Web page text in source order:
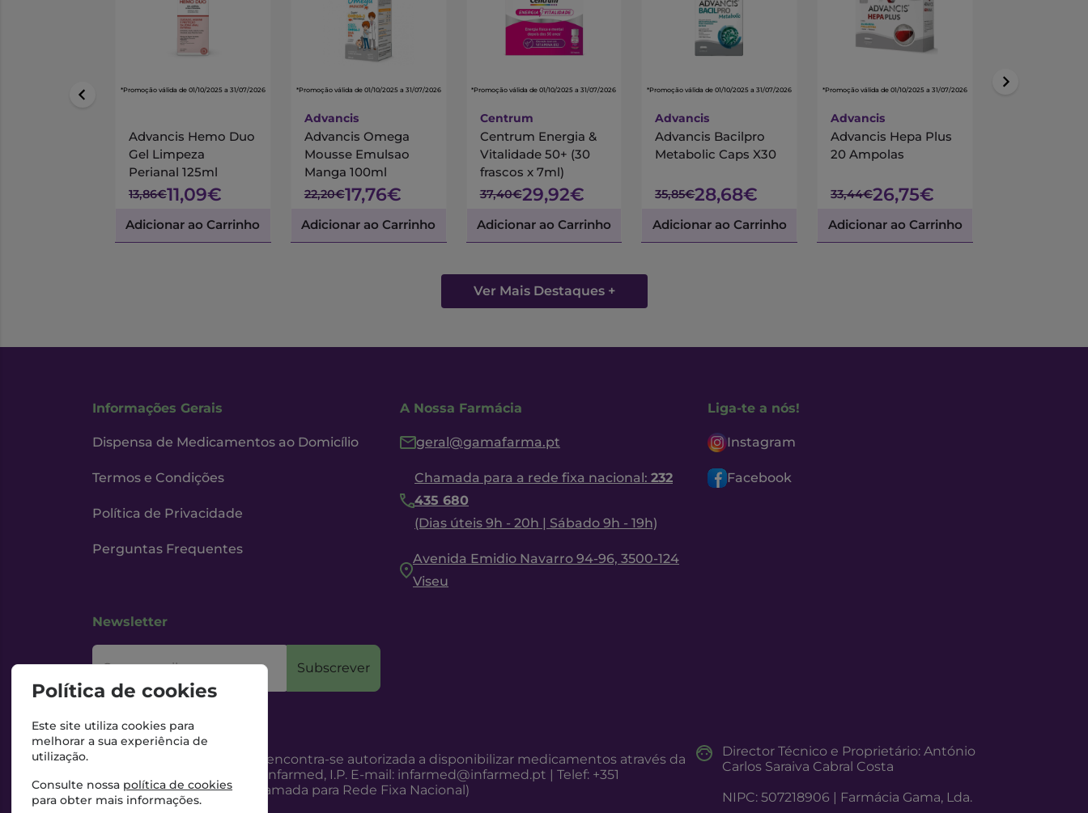
*Promoção válida de 01/10/2025 a 31/07/2026
Advancis Hemo Duo
Gel Limpeza
Perianal 125ml
13,86€11,09€
Adicionar ao Carrinho
*Promoção válida de 01/10/2025 a 31/07/2026
Advancis
Advancis Omega
Mousse Emulsao
Manga 100ml
22,20€17,76€
Adicionar ao Carrinho
*Promoção válida de 01/10/2025 a 31/07/2026
Centrum
Centrum Energia &
Vitalidade 50+ (30
frascos x 7ml)
37,40€29,92€
Adicionar ao Carrinho
*Promoção válida de 01/10/2025 a 31/07/2026
Advancis
Advancis Bacilpro
Metabolic Caps X30
35,85€28,68€
Adicionar ao Carrinho
*Promoção válida de 01/10/2025 a 31/07/2026
Advancis
Advancis Hepa Plus
20 Ampolas
33,44€26,75€
Adicionar ao Carrinho
*Promoção válida de 01/
Ver Mais Destaques +
Informações Gerais
Dispensa de Medicamentos ao Domicílio
Termos e Condições
Política de Privacidade
Perguntas Frequentes
A Nossa Farmácia
geral@gamafarma.pt
Chamada para a rede fixa nacional: 232
435 680
(Dias úteis 9h - 20h | Sábado 9h - 19h)
Avenida Emidio Navarro 94-96, 3500-124
Viseu
Liga-te a nós!
Instagram
Facebook
Newsletter
O seu email Subscrever
Esta Farmácia encontra-se autorizada a disponibilizar medicamentos através da
Internet, pelo Infarmed, I.P. E-mail: infarmed@infarmed.pt | Telef: +351
217987100 (Chamada para Rede Fixa Nacional)
Director Técnico e Proprietário: António
Carlos Saraiva Cabral Costa
NIPC: 507218906 | Farmácia Gama, Lda.
Política de cookies
Este site utiliza cookies para
melhorar a sua experiência de
utilização.
Consulte nossa política de cookies
para obter mais informações.